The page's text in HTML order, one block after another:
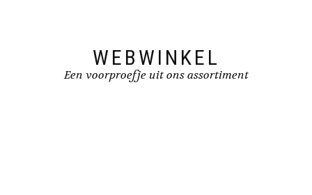
WEBWINKEL
Een voorproefje uit ons assortiment